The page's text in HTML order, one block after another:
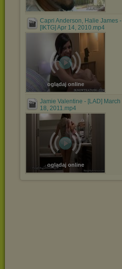
Capri Anderson, Halie James -
[IKTG] Apr 14, 2010.mp4
oglądaj online
Jamie Valentine - [LAD] March
18, 2011.mp4
oglądaj online